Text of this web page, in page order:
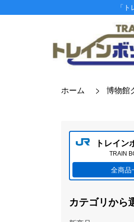
「
ホーム 博物館
トレイン
TRAIN
全商品
カテゴリから